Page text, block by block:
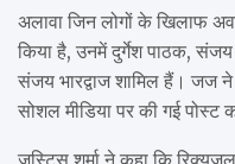
अलावा जिन लोगों के खिलाफ
किया है, उनमें दुर्गेश पाठक, संजय
संजय भारद्वाज शामिल हैं। जज ने
सोशल मीडिया पर की गई पोस्ट
जस्टिस शर्मा ने कहा कि